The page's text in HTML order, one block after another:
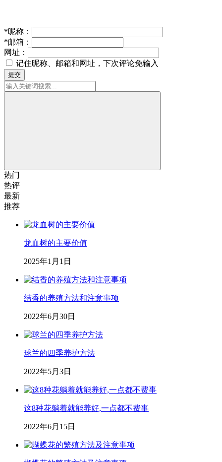
*昵称：
*邮箱：
网址：
记住昵称、邮箱和网址，下次评论免输入
提交
热门
热评
最新
推荐
龙血树的主要价值
2025年1月1日
结香的养殖方法和注意事项
2022年6月30日
球兰的四季养护方法
2022年5月3日
这8种花躺着就能养好,一点都不费事
2022年6月15日